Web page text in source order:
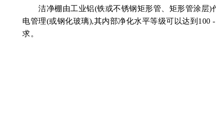
洁净棚由工业铝(铁或不锈钢矩形管、矩形管涂层)
电管理(或钢化玻璃),其内部净化水平等级可以达到100
求。